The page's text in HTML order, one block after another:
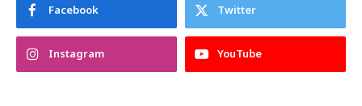
Facebook Twitter
Instagram YouTube